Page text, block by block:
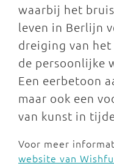
waarbij het
leven in Berlijn
dreiging van het
de persoonlijke
Een eerbetoon
maar ook een
van kunst in
Voor meer
website van